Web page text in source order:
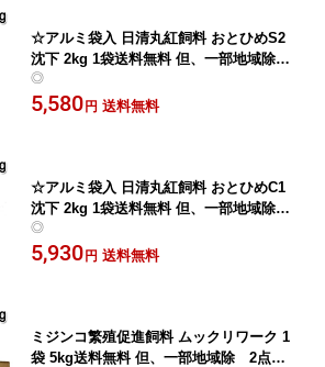
☆アルミ袋入 日清丸紅飼料 おとひめS2
沈下 2kg 1袋送料無料 但、一部地域除 2
点目より300円引
◎
5,580 円 送料無料
☆アルミ袋入 日清丸紅飼料 おとひめC1
沈下 2kg 1袋送料無料 但、一部地域除 2
点目より300円引
◎
5,930 円 送料無料
ミジンコ繁殖促進飼料 ムックリワーク 1
袋 5kg送料無料 但、一部地域除 2点目